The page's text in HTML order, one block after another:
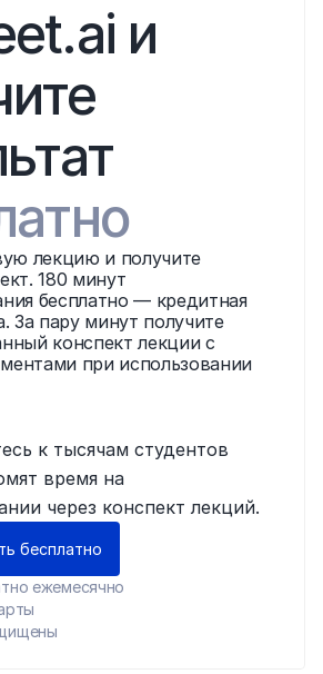
и
лекцию и получите
180 минут
бесплатно — кредитная
За пару минут получите
конспект лекции с
при использовании
к тысячам студентов
время на
через конспект лекций.
бесплатно
ежемесячно